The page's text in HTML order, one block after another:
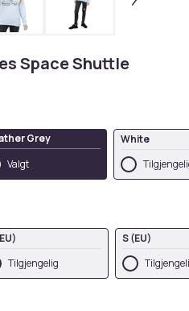
Space Shuttle
Grey
Valgt
White
Tilgjengelig
S (EU)